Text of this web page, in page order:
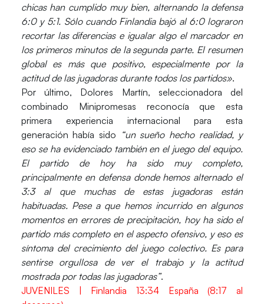
chicas han cumplido muy bien, alternando la defensa
6:0 y 5:1. Sólo cuando Finlandia bajó al 6:0 lograron
recortar las diferencias e igualar algo el marcador en
los primeros minutos de la segunda parte. El resumen
global es más que positivo, especialmente por la
actitud de las jugadoras durante todos los partidos».
Por último, Dolores Martín, seleccionadora del
combinado Minipromesas reconocía que esta
primera experiencia internacional para esta
generación había sido “un sueño hecho realidad, y
eso se ha evidenciado también en el juego del equipo.
El partido de hoy ha sido muy completo,
principalmente en defensa donde hemos alternado el
3:3 al que muchas de estas jugadoras están
habituadas. Pese a que hemos incurrido en algunos
momentos en errores de precipitación, hoy ha sido el
partido más completo en el aspecto ofensivo, y eso es
síntoma del crecimiento del juego colectivo. Es para
sentirse orgullosa de ver el trabajo y la actitud
mostrada por todas las jugadoras”.
JUVENILES | Finlandia 13:34 España (8:17 al